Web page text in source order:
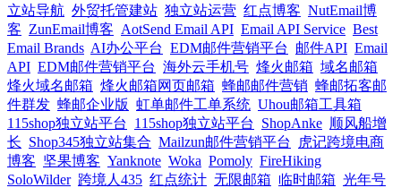
立站导航 外贸托管建站 独立站运营 红点博客 NutEmail博
客 ZunEmail博客 AotSend Email API Email API Service Best
Email Brands AI办公平台 EDM邮件营销平台 邮件API Email
API EDM邮件营销平台 海外云手机号 烽火邮箱 域名邮箱
烽火域名邮箱 烽火邮箱网页邮箱 蜂邮邮件营销 蜂邮拓客邮
件群发 蜂邮企业版 虹单邮件工单系统 Uhou邮箱工具箱
115shop独立站平台
115shop独立站平台 ShopAnke 顺风船增
长 Shop345独立站集合 Mailzun邮件营销平台
虎记跨境电商
博客 坚果博客 Yanknote Woka Pomoly FireHiking
SoloWilder 跨境人435 红点统计 无限邮箱 临时邮箱 光年号